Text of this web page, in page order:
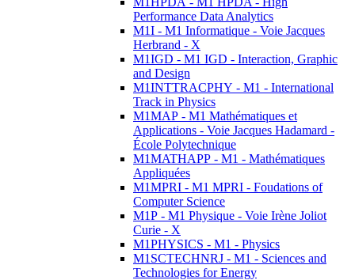
Performance Data Analytics
M1I - M1 Informatique - Voie Jacques
Herbrand - X
M1IGD - M1 IGD - Interaction, Graphic
and Design
M1INTTRACPHY - M1 - International
Track in Physics
M1MAP - M1 Mathématiques et
Applications - Voie Jacques Hadamard -
École Polytechnique
M1MATHAPP - M1 - Mathématiques
Appliquées
M1MPRI - M1 MPRI - Foudations of
Computer Science
M1P - M1 Physique - Voie Irène Joliot
Curie - X
M1PHYSICS - M1 - Physics
M1SCTECHNRJ - M1 - Sciences and
Technologies for Energy